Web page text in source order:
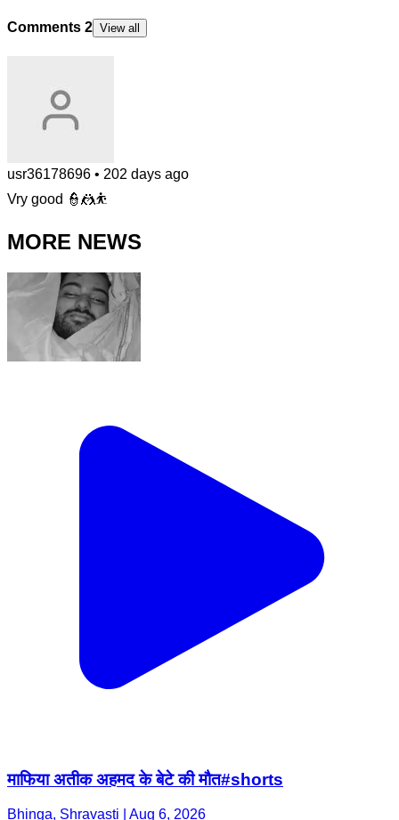
Comments 2 View all
usr36178696 • 202 days ago
Vry good 👮🤼⛹️
MORE NEWS
माफिया अतीक अहमद के बेटे की मौत#shorts
Bhinga, Shravasti | Aug 6, 2026